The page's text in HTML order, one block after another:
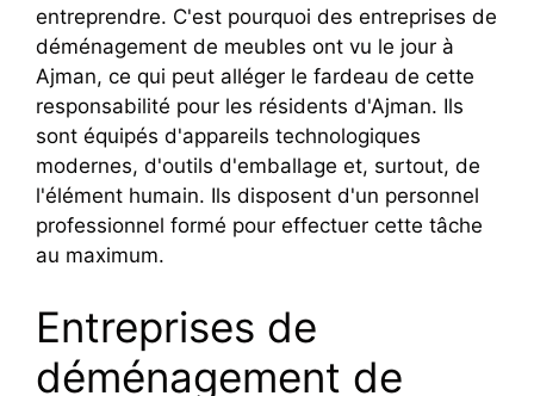
entreprendre. C'est pourquoi des entreprises de
déménagement de meubles ont vu le jour à
Ajman, ce qui peut alléger le fardeau de cette
responsabilité pour les résidents d'Ajman. Ils
sont équipés d'appareils technologiques
modernes, d'outils d'emballage et, surtout, de
l'élément humain. Ils disposent d'un personnel
professionnel formé pour effectuer cette tâche
au maximum.
Entreprises de
déménagement de